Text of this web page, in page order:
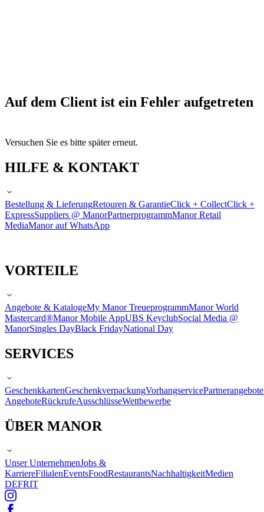
Auf dem Client ist ein Fehler aufgetreten
Versuchen Sie es bitte später erneut.
HILFE & KONTAKT
Bestellung & LieferungRetouren & GarantieClick + CollectClick +
ExpressSuppliers @ ManorPartnerprogrammManor Retail
MediaManor auf WhatsApp
VORTEILE
Angebote & KatalogeMy Manor TreueprogrammManor World
Mastercard®Manor Mobile AppUBS KeyclubSocial Media @
ManorSingles DayBlack FridayNational Day
SERVICES
GeschenkkartenGeschenkverpackungVorhangservicePartnerangebote
AngeboteRückrufeAusschlüsseWettbewerbe
ÜBER MANOR
Unser UnternehmenJobs &
KarriereFilialenEventsFoodRestaurantsNachhaltigkeitMedien
DEFRIT